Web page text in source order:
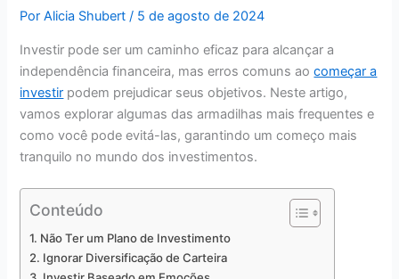
PorAlicia Shubert/ 5 de agosto de 2024
Investir pode ser um caminho eficaz para alcançar a
independência financeira, mas erros comuns aocomeçar a
investir podem prejudicar seus objetivos. Neste artigo,
vamos explorar algumas das armadilhas mais frequentes e
como você pode evitá-las, garantindo um começo mais
tranquilo no mundo dos investimentos.
Conteúdo
Não Ter um Plano de Investimento
Ignorar Diversificação de Carteira